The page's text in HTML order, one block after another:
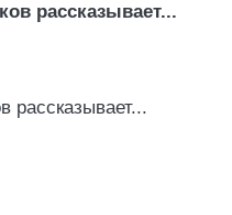
рассказывает...
рассказывает...